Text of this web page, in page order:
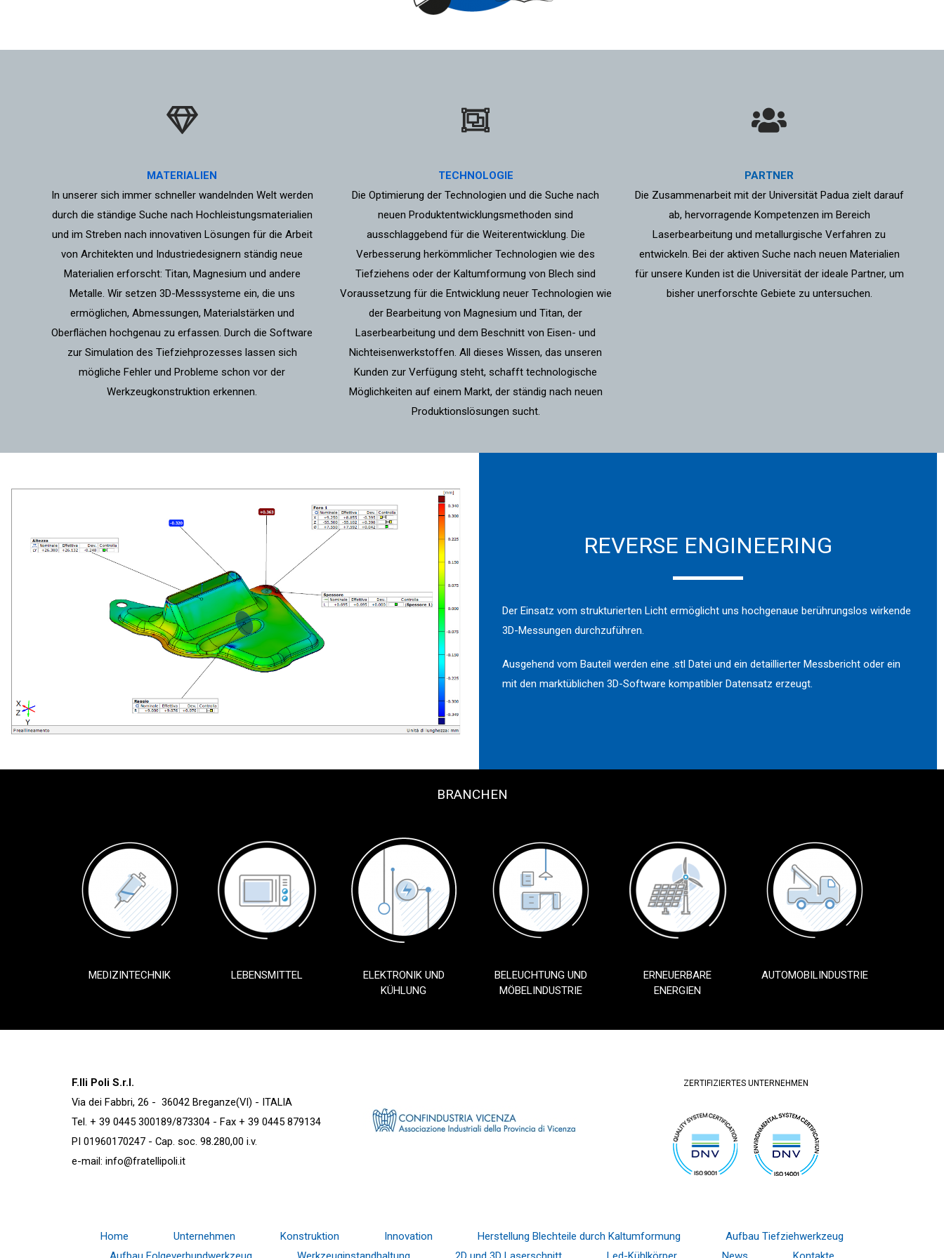
MATERIALIEN
In unserer sich immer schneller wandelnden Welt werden
durch die ständige Suche nach Hochleistungsmaterialien
und im Streben nach innovativen Lösungen für die Arbeit
von Architekten und Industriedesignern ständig neue
Materialien erforscht: Titan, Magnesium und andere
Metalle. Wir setzen 3D-Messsysteme ein, die uns
ermöglichen, Abmessungen, Materialstärken und
Oberflächen hochgenau zu erfassen. Durch die Software
zur Simulation des Tiefziehprozesses lassen sich
mögliche Fehler und Probleme schon vor der
Werkzeugkonstruktion erkennen.
TECHNOLOGIE
Die Optimierung der Technologien und die Suche nach
neuen Produktentwicklungsmethoden sind
ausschlaggebend für die Weiterentwicklung. Die
Verbesserung herkömmlicher Technologien wie des
Tiefziehens oder der Kaltumformung von Blech sind
Voraussetzung für die Entwicklung neuer Technologien wie
der Bearbeitung von Magnesium und Titan, der
Laserbearbeitung und dem Beschnitt von Eisen- und
Nichteisenwerkstoffen. All dieses Wissen, das unseren
Kunden zur Verfügung steht, schafft technologische
Möglichkeiten auf einem Markt, der ständig nach neuen
Produktionslösungen sucht.
PARTNER
Die Zusammenarbeit mit der Universität Padua zielt darauf
ab, hervorragende Kompetenzen im Bereich
Laserbearbeitung und metallurgische Verfahren zu
entwickeln. Bei der aktiven Suche nach neuen Materialien
für unsere Kunden ist die Universität der ideale Partner, um
bisher unerforschte Gebiete zu untersuchen.
REVERSE ENGINEERING
Der Einsatz vom strukturierten Licht ermöglicht uns hochgenaue berührungslos wirkende
3D-Messungen durchzuführen.
Ausgehend vom Bauteil werden eine .stl Datei und ein detaillierter Messbericht oder ein
mit den marktüblichen 3D-Software kompatibler Datensatz erzeugt.
BRANCHEN
MEDIZINTECHNIK LEBENSMITTEL
ELEKTRONIK UND
KÜHLUNG
BELEUCHTUNG UND
MÖBELINDUSTRIE
ERNEUERBARE
ENERGIEN
AUTOMOBILINDUSTRIE
F.lli Poli S.r.l.
Via dei Fabbri, 26 - 36042 Breganze(VI) - ITALIA
Tel. + 39 0445 300189/873304 - Fax + 39 0445 879134
PI 01960170247 - Cap. soc. 98.280,00 i.v.
e-mail: info@fratellipoli.it
ZERTIFIZIERTES UNTERNEHMEN
Home Unternehmen Konstruktion Innovation Herstellung Blechteile durch Kaltumformung
Aufbau Tiefziehwerkzeug